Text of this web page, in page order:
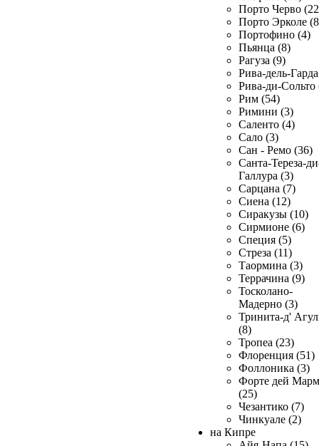
Порто Черво
Порто Эрколе
Портофино (4)
Пьянца (8)
Рагуза (9)
Рива-дель-
Рива-ди-Сольто
Рим (54)
Римини (3)
Саленто (4)
Сало (3)
Сан - Ремо (36)
Санта-Тереза-
Галлура (3)
Сарцана (7)
Сиена (12)
Сиракузы (10)
Сирмионе (6)
Специя (5)
Стреза (11)
Таормина (3)
Террачина (9)
Тосколано-
Мадерно (3)
Тринита-д'
(8)
Тропеа (23)
Флоренция (51)
Фоллоника (3)
Форте дей
(25)
Чезантико (7)
Чинкуале (2)
на Кипре